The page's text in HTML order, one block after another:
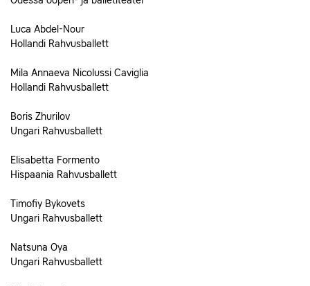
Luca Abdel-Nour
Hollandi Rahvusballett
Mila Annaeva Nicolussi Caviglia
Hollandi Rahvusballett
Boris Zhurilov
Ungari Rahvusballett
Elisabetta Formento
Hispaania Rahvusballett
Timofiy Bykovets
Ungari Rahvusballett
Natsuna Oya
Ungari Rahvusballett